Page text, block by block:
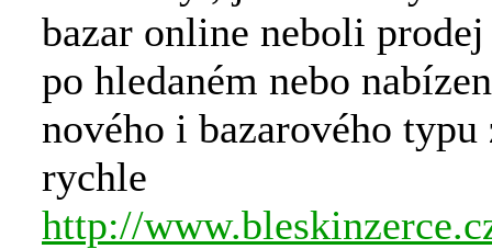
bazar online neboli
po hledaném nebo
nového i bazarového typu
rychle
http://